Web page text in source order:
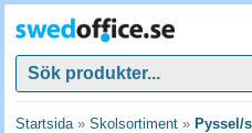
Startsida» Skolsortiment » Pyssel/